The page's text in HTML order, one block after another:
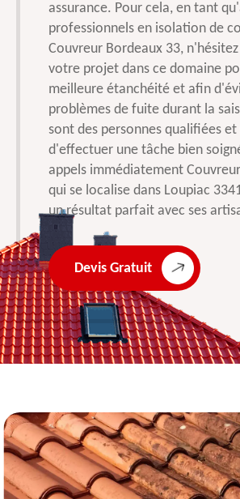
assurance. Pour cela, en tant
professionnels en isolation de
Couvreur Bordeaux 33,
votre projet dans ce domaine
meilleure étanchéité et afin
problèmes de fuite durant la
sont des personnes qualifiées
d'effectuer une tâche bien
appels immédiatement
qui se localise dans Loupiac
un résultat parfait avec ses
Devis Gratuit